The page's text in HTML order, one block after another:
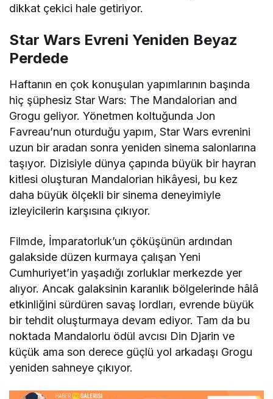
dikkat çekici hale getiriyor.
Star Wars Evreni Yeniden Beyaz
Perdede
Haftanın en çok konuşulan yapımlarının başında
hiç şüphesizStar Wars: The Mandalorian and
Grogu geliyor. Yönetmen koltuğunda Jon
Favreau’nun oturduğu yapım, Star Wars evrenini
uzun bir aradan sonra yeniden sinema salonlarına
taşıyor. Dizisiyle dünya çapında büyük bir hayran
kitlesi oluşturan Mandalorian hikâyesi, bu kez
daha büyük ölçekli bir sinema deneyimiyle
izleyicilerin karşısına çıkıyor.
Filmde, İmparatorluk’un çöküşünün ardından
galakside düzen kurmaya çalışan Yeni
Cumhuriyet’in yaşadığı zorluklar merkezde yer
alıyor. Ancak galaksinin karanlık bölgelerinde hâlâ
etkinliğini sürdüren savaş lordları, evrende büyük
bir tehdit oluşturmaya devam ediyor. Tam da bu
noktada Mandalorlu ödül avcısı Din Djarin ve
küçük ama son derece güçlü yol arkadaşı Grogu
yeniden sahneye çıkıyor.